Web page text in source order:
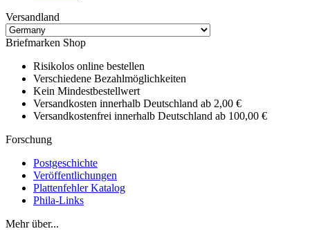
Versandland
Briefmarken Shop
Risikolos online bestellen
Verschiedene Bezahlmöglichkeiten
Kein Mindestbestellwert
Versandkosten innerhalb Deutschland ab 2,00 €
Versandkostenfrei innerhalb Deutschland ab 100,00 €
Forschung
Postgeschichte
Veröffentlichungen
Plattenfehler Katalog
Phila-Links
Mehr über...